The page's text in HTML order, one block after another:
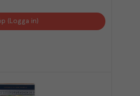
(Logga in)